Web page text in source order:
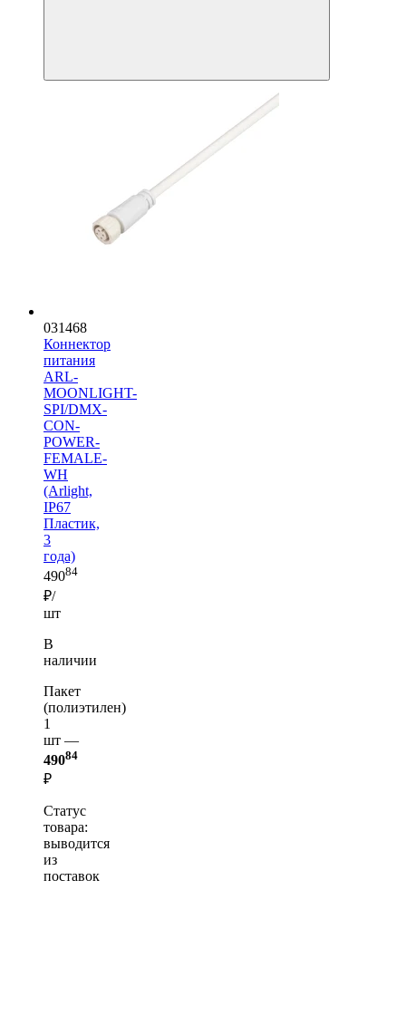
031468
Коннектор
питания
ARL-
MOONLIGHT-
SPI/DMX-
CON-
POWER-
FEMALE-
WH
(Arlight,
IP67
Пластик,
3
года)
49084
₽/
шт
В
наличии
Пакет
(полиэтилен)
1
шт —
49084
₽
Статус
товара:
выводится
из
поставок